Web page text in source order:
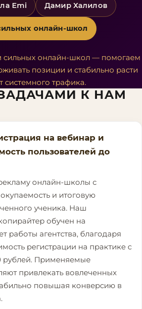
Emi Дамир Халилов
онлайн-школ
сильных онлайн-школ — помогаем
позиции и стабильно расти
системного трафика.
К НАМ
на вебинар и
пользователей до
онлайн-школы с
и итоговую
ученика. Наш
обучен на
работы агентства, благодаря
регистрации на практике с
рублей. Применяемые
привлекать вовлеченных
повышая конверсию в